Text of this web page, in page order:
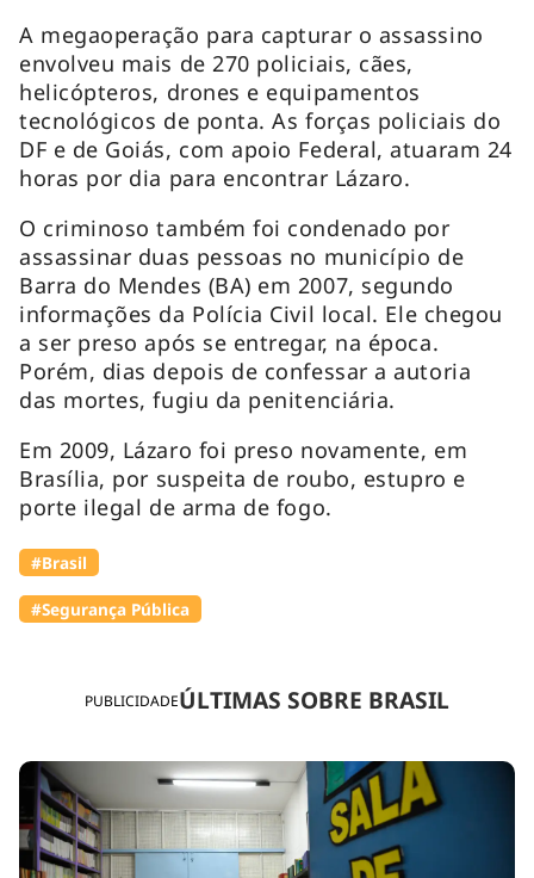
PUBLICIDADEÚLTIMAS SOBRE BRASIL
A megaoperação para capturar o assassino
envolveu mais de 270 policiais, cães,
helicópteros, drones e equipamentos
tecnológicos de ponta. As forças policiais do
DF e de Goiás, com apoio Federal, atuaram 24
horas por dia para encontrar Lázaro.
O criminoso também foi condenado por
assassinar duas pessoas no município de
Barra do Mendes (BA) em 2007, segundo
informações da Polícia Civil local. Ele chegou
a ser preso após se entregar, na época.
Porém, dias depois de confessar a autoria
das mortes, fugiu da penitenciária.
Em 2009, Lázaro foi preso novamente, em
Brasília, por suspeita de roubo, estupro e
porte ilegal de arma de fogo.
#Brasil
#Segurança Pública